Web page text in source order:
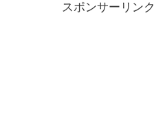
スポンサーリンク